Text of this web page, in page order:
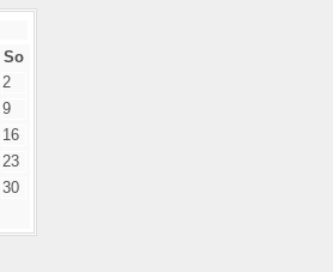
So
2
9
16
23
30